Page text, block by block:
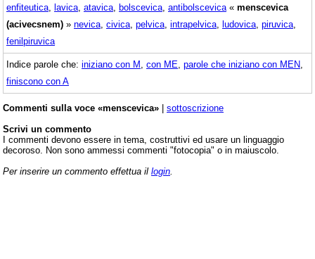
enfiteutica lavica atavica bolscevica antibolscevica « menscevica
(acivecsnem) » nevica civica pelvica intrapelvica ludovica piruvica
fenilpiruvica
Indice parole che: iniziano con M con ME parole che iniziano con MEN
finiscono con A
Commenti sulla voce «menscevica» | sottoscrizione
Scrivi un commento
I commenti devono essere in tema, costruttivi ed usare un linguaggio
decoroso. Non sono ammessi commenti "fotocopia" o in maiuscolo.
Per inserire un commento effettua il login